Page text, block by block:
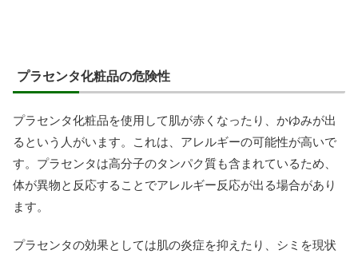
プラセンタ化粧品の危険性
プラセンタ化粧品を使用して肌が赤くなったり、かゆみが出
るという人がいます。これは、アレルギーの可能性が高いで
す。プラセンタは高分子のタンパク質も含まれているため、
体が異物と反応することでアレルギー反応が出る場合があり
ます。
プラセンタの効果としては肌の炎症を抑えたり、シミを現状